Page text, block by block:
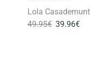
Lola Casademunt
49.95€ 39.96€